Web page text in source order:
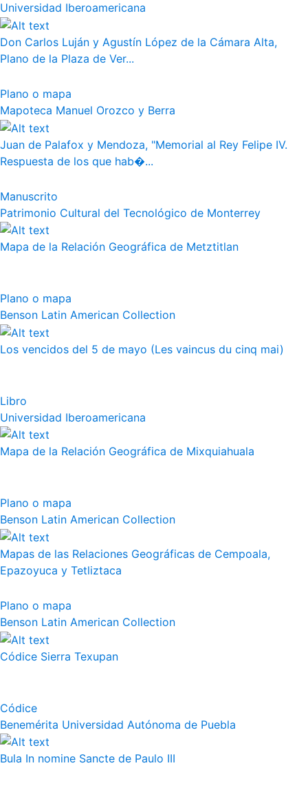
Universidad Iberoamericana
Don Carlos Luján y Agustín López de la Cámara Alta,
Plano de la Plaza de Ver...
Plano o mapa
Mapoteca Manuel Orozco y Berra
Juan de Palafox y Mendoza, "Memorial al Rey Felipe IV.
Respuesta de los que hab�...
Manuscrito
Patrimonio Cultural del Tecnológico de Monterrey
Mapa de la Relación Geográfica de Metztitlan
Plano o mapa
Benson Latin American Collection
Los vencidos del 5 de mayo (Les vaincus du cinq mai)
Libro
Universidad Iberoamericana
Mapa de la Relación Geográfica de Mixquiahuala
Plano o mapa
Benson Latin American Collection
Mapas de las Relaciones Geográficas de Cempoala,
Epazoyuca y Tetliztaca
Plano o mapa
Benson Latin American Collection
Códice Sierra Texupan
Códice
Benemérita Universidad Autónoma de Puebla
Bula In nomine Sancte de Paulo III